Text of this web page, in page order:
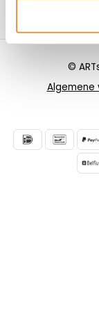
Algemene
©